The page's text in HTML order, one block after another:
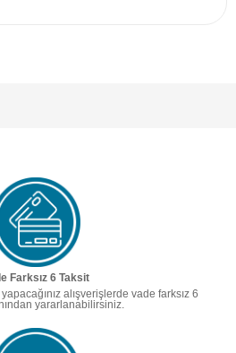
Farksız 6 Taksit
alışverişlerde vade farksız 6
yararlanabilirsiniz.